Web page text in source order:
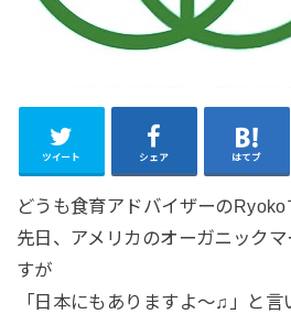
ツイート シェア はてブ
どうも食育アドバイザーのRyoko
先日、アメリカのオーガニック
すが
「日本にもありますよ〜♫」と言